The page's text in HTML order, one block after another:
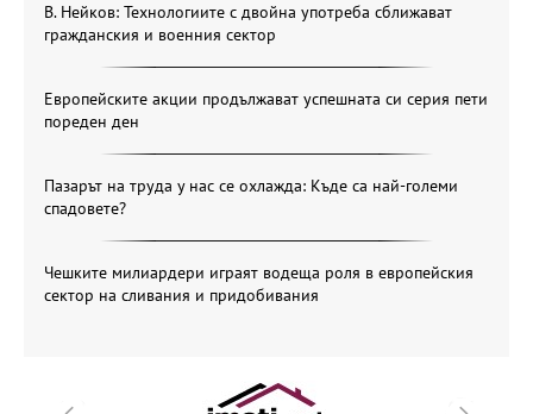
В. Нейков: Технологиите с двойна употреба сближават
гражданския и военния сектор
Европейските акции продължават успешната си серия пети
пореден ден
Пазарът на труда у нас се охлажда: Къде са най-големи
спадовете?
Чешките милиардери играят водеща роля в европейския
сектор на сливания и придобивания